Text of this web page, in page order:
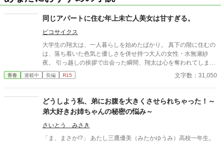
同じアパートに住む年上未亡人美女は甘すぎる。
ピコサイクス
大学生の翔太は、一人暮らしを始めたばかり。 真下の階に住むの
は、落ち着いた色気と優しさを併せ持つ大人の女性・水無瀬紗
夜。 引っ越しの挨拶で出会った瞬間、翔太は心を奪われてしま
う。 偶然にもアルバイト先のスーパーで再会した彼女は、翔太を
すぐに採用し、温かく仕事を教えてくれる存在だった。 ある日の
紗夜の部屋でご飯をご馳走になるほど親密に。 優しくて穏やかで
――その色気に触れるたび、翔太の心は揺れていく。 大人の女性
と大学生、甘くちょっぴり刺激的な同居生活（？）がはじまる。
青春 連載中 長編 R15 文字数：31,050
どうしよう私、弟にお腹を大きくさせられちゃった！～
弟大好きお姉ちゃんの秘密の悩み～
さいとう みさき
「ま、まさか!?」 あたし三鷹優美（みたかゆうみ）高校一年生。